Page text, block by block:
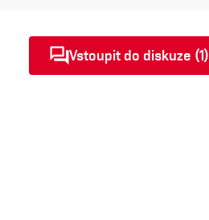
Vstoupit do diskuze (1)